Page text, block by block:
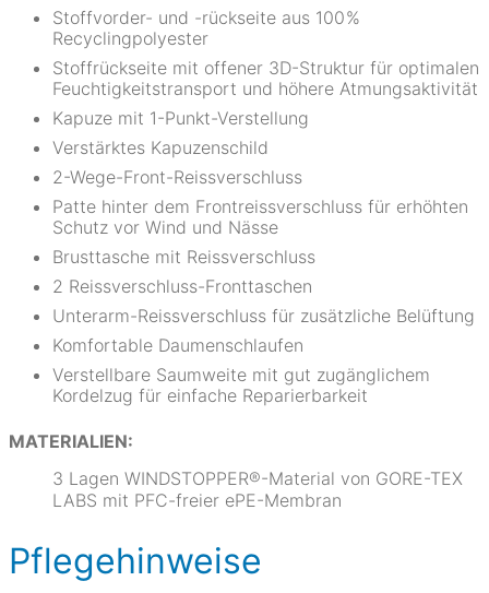
Stoffvorder- und -rückseite aus 100 %
Recyclingpolyester
Stoffrückseite mit offener 3D-Struktur für optimalen
Feuchtigkeitstransport und höhere Atmungsaktivität
Kapuze mit 1-Punkt-Verstellung
Verstärktes Kapuzenschild
2-Wege-Front-Reissverschluss
Patte hinter dem Frontreissverschluss für erhöhten
Schutz vor Wind und Nässe
Brusttasche mit Reissverschluss
2 Reissverschluss-Fronttaschen
Unterarm-Reissverschluss für zusätzliche Belüftung
Komfortable Daumenschlaufen
Verstellbare Saumweite mit gut zugänglichem
Kordelzug für einfache Reparierbarkeit
MATERIALIEN:
3 Lagen WINDSTOPPER®-Material von GORE-TEX
LABS mit PFC-freier ePE-Membran
Pflegehinweise